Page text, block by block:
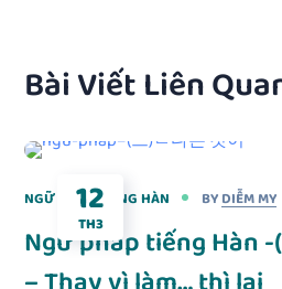
Bài Viết Liên
12
TH3
NGỮ PHÁP TIẾNG HÀN BY DIỄM MY
Ngữ pháp tiếng Hàn